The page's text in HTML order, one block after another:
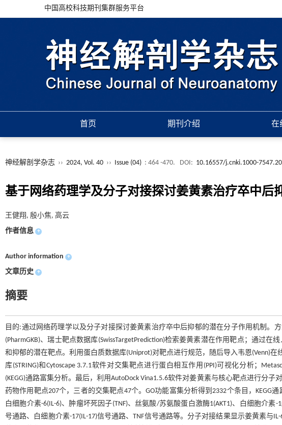
中国高校科技期刊集群服务平台
首页 期刊介绍 在
神经解剖学杂志 ›› 2024, Vol. 40 ›› Issue (04) : 464 -470. DOI: 10.16557/j.cnki.1000-
基于网络药理学及分子对接探讨姜黄素治疗卒中后
王健翔, 殷小焦, 高云
作者信息 +
Author information +
文章历史 +
摘要
目的:通过网络药理学以及分子对接探讨姜黄素治疗卒中后抑郁的潜在分子作用机制。
(PharmGKB)、瑞士靶点数据库(SwissTargetPrediction)检索姜黄素潜在作用靶点；通过
和抑郁的潜在靶点。利用蛋白质数据库(Uniprot)对靶点进行规范，随后导入韦恩(Venn)
库(STRING)和Cytoscape 3.7.1软件对交集靶点进行蛋白相互作用(PPI)可视化分析；
(KEGG)通路富集分析。最后，利用AutoDock Vina1.5.6软件对姜黄素与核心靶点进行分
药物作用靶点207个，三者的交集靶点47个。GO功能富集分析得到2332个条目，KEGG
白细胞介素-6(IL-6)、肿瘤坏死因子(TNF)、丝氨酸/苏氨酸蛋白激酶1(AKT1)、白细胞介素-
号通路、白细胞介素-17(IL-17)信号通路、TNF信号通路等。分子对接结果显示姜黄素与